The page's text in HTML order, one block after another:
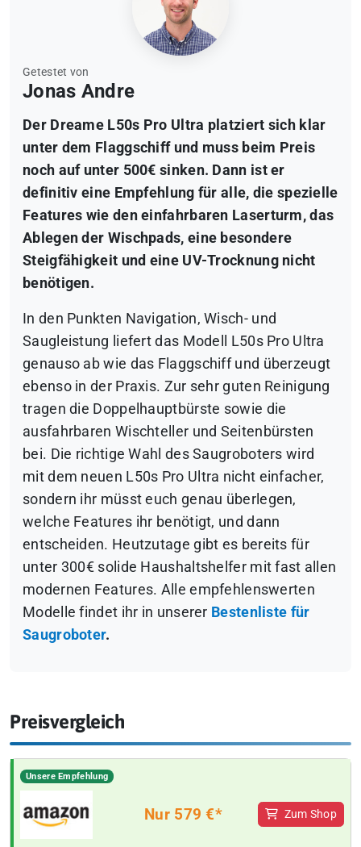
Getestet von
Jonas Andre
Der Dreame L50s Pro Ultra platziert sich klar
unter dem Flaggschiff und muss beim Preis
noch auf unter 500€ sinken. Dann ist er
definitiv eine Empfehlung für alle, die spezielle
Features wie den einfahrbaren Laserturm, das
Ablegen der Wischpads, eine besondere
Steigfähigkeit und eine UV-Trocknung nicht
benötigen.
In den Punkten Navigation, Wisch- und
Saugleistung liefert das Modell L50s Pro Ultra
genauso ab wie das Flaggschiff und überzeugt
ebenso in der Praxis. Zur sehr guten Reinigung
tragen die Doppelhauptbürste sowie die
ausfahrbaren Wischteller und Seitenbürsten
bei. Die richtige Wahl des Saugroboters wird
mit dem neuen L50s Pro Ultra nicht einfacher,
sondern ihr müsst euch genau überlegen,
welche Features ihr benötigt, und dann
entscheiden. Heutzutage gibt es bereits für
unter 300€ solide Haushaltshelfer mit fast allen
modernen Features. Alle empfehlenswerten
Modelle findet ihr in unserer Bestenliste für
Saugroboter.
Preisvergleich
Unsere Empfehlung
Nur 579 €* Zum Shop